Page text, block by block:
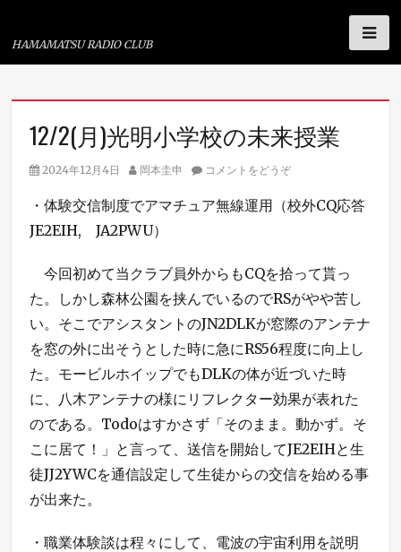
HAMAMATSU RADIO CLUB
12/2(月)光明小学校の未来授業
投
日
2024年12月4日
投
者
岡本圭申 コメントをどうぞ
・体験交信制度でアマチュア無線運用（校外CQ応答
JE2EIH, JA2PWU）
今回初めて当クラブ員外からもCQを拾って貰っ
た。しかし森林公園を挟んでいるのでRSがやや苦し
い。そこでアシスタントのJN2DLKが窓際のアンテナ
を窓の外に出そうとした時に急にRS56程度に向上し
た。モービルホイップでもDLKの体が近づいた時
に、八木アンテナの様にリフレクター効果が表れた
のである。Todoはすかさず「そのまま。動かず。そ
こに居て！」と言って、送信を開始してJE2EIHと生
徒JJ2YWCを通信設定して生徒からの交信を始める事
が出来た。
・職業体験談は程々にして、電波の宇宙利用を説明